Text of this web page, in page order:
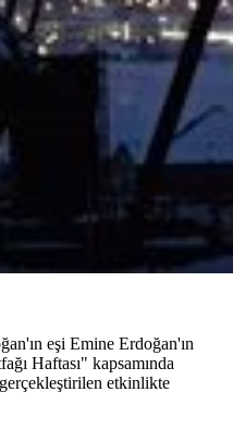
eşi Emine Erdoğan'ın
Haftası" kapsamında
etkinlikte